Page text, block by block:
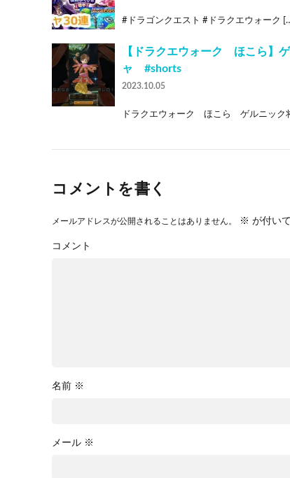
#ドラゴンクエスト #ドラクエウォーク
【ドラクエウォーク ほこら
ャ #shorts
2023.10.05
ドラクエウォーク ほこら ゲルニック
コメントを書く
メールアドレスが公開されることはありません。 ※ が付い
コメント
名前 ※
メール ※